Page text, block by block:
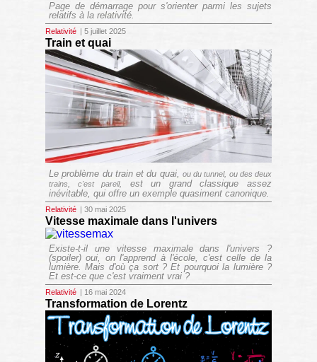
Page de démarrage pour s'orienter parmi les sujets
relatifs à la relativité.
Relativité | 5 juillet 2025
Train et quai
Le problème du train et du quai, ou du tunnel, ou des deux
trains, c'est pareil,
est un grand classique assez
inévitable, qui offre un exemple quasiment canonique.
Relativité | 30 mai 2025
Vitesse maximale dans l'univers
Existe-t-il une vitesse maximale dans l'univers ?
(spoiler) oui, on l'apprend à l'école, c'est celle de la
lumière. Mais d'où ça sort ? Et pourquoi la lumière ?
Et est-ce que c'est vraiment vrai ?
Relativité | 16 mai 2024
Transformation de Lorentz